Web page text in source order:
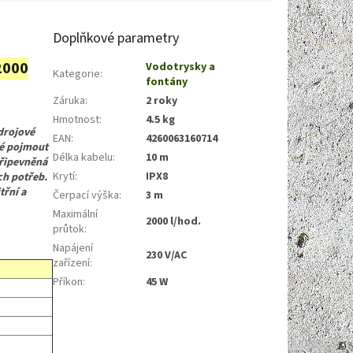
pojmout
potřeb.
a
Doplňkové parametry
Kategorie:
Vodotrysky a
fontány
Záruka:
2 roky
Hmotnost:
4.5 kg
EAN:
4260063160714
Délka kabelu:
10 m
Krytí:
IPX8
Čerpací výška:
3 m
Maximální
průtok:
2000 l/hod.
Napájení
zařízení:
230 V/AC
Příkon: 45 W